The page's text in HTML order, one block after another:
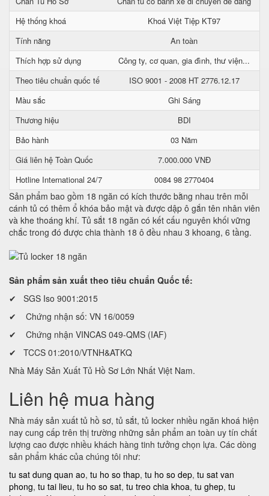
Hệ thống khoá
Khoá Việt Tiệp KT97
Tính năng
An toàn
Thích hợp sử dụng
Công ty, cơ quan, gia đình, thư viện...
Theo tiêu chuẩn quốc tế
ISO 9001 - 2008 HT 2776.12.17
Màu sắc
Ghi Sáng
Thương hiệu
BDI
Bảo hành
03 Năm
Giá liên hệ Toàn Quốc
7.000.000 VNĐ
Hotline International 24/7
0084 98 2770404
Sản phẩm bao gồm 18 ngăn có kích thước bằng nhau trên mỗi
cánh tủ có thêm ổ khóa bảo mật và được dập ô gắn tên nhân viên
và khe thoáng khí. Tủ sắt 18 ngăn có kết cấu nguyên khối vững
chắc trong đó được chia thành 18 ô đều nhau 3 khoang, 6 tầng.
Sản phẩm sản xuất theo tiêu chuẩn Quốc tế:
✔ SGS Iso 9001:2015
✔ Chứng nhận số: VN 16/0059
✔ Chứng nhận VINCAS 049-QMS (IAF)
✔ TCCS 01:2010/VTNH&ATKQ
Nhà Máy Sản Xuất Tủ Hồ Sơ Lớn Nhất Việt Nam.
Liên hệ mua hàng
Nhà máy sản xuất tủ hồ sơ, tủ sắt, tủ locker nhiều ngăn khoá hiện
nay cung cấp trên thị trường những sản phẩm an toàn uy tín chất
lượng cao được nhiều khách hàng tinh tưởng chọn lựa. Các dòng
sản phẩm khác của chúng tôi như:
tu sat dung quan ao, tu ho so thap, tu ho so dep, tu sat van
phong, tu tai lieu, tu ho so sat, tu treo chia khoa, tu ghep, tu